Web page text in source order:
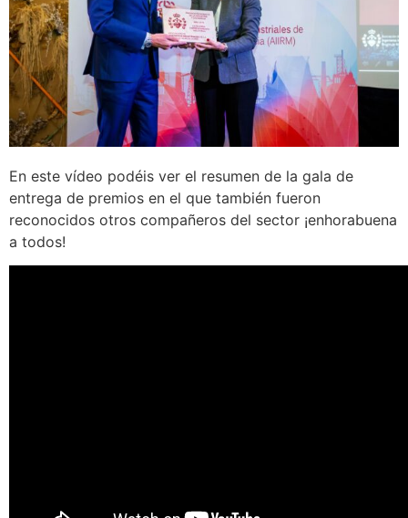
En este vídeo podéis ver el resumen de la gala de
entrega de premios en el que también fueron
reconocidos otros compañeros del sector ¡enhorabuena
a todos!